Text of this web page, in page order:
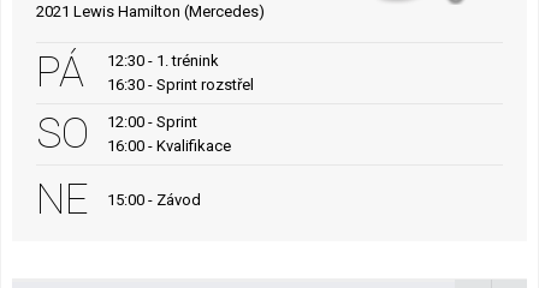
2021 Lewis Hamilton (Mercedes)
PÁ
12:30 - 1. trénink
16:30 - Sprint rozstřel
SO
12:00 - Sprint
16:00 - Kvalifikace
NE 15:00 - Závod